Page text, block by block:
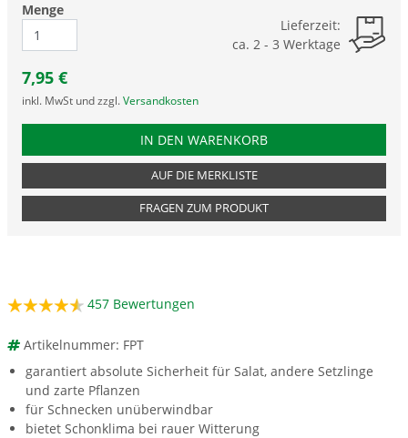
Menge
Lieferzeit:
ca. 2 - 3 Werktage
7,95 €
inkl. MwSt und zzgl. Versandkosten
PRODUKTNUMMER FPT
IN DEN WARENKORB
AUF DIE MERKLISTE
FRAGEN ZUM PRODUKT
457 Bewertungen
Artikelnummer: FPT
garantiert absolute Sicherheit für Salat, andere Setzlinge
und zarte Pflanzen
für Schnecken unüberwindbar
bietet Schonklima bei rauer Witterung